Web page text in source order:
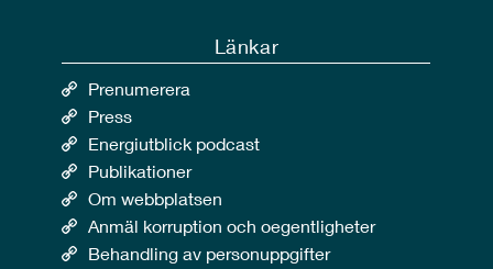
Länkar
Prenumerera
Press
Energiutblick podcast
Publikationer
Om webbplatsen
Anmäl korruption och oegentligheter
Behandling av personuppgifter